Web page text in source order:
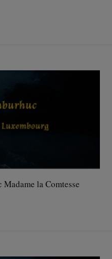
la Comtesse